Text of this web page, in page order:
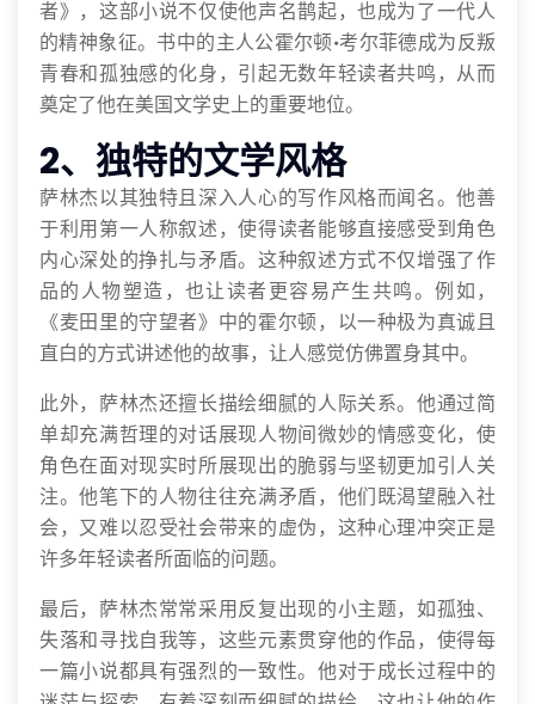
者》，这部小说不仅使他声名鹊起，也成为了一代人
的精神象征。书中的主人公霍尔顿·考尔菲德成为反叛
青春和孤独感的化身，引起无数年轻读者共鸣，从而
奠定了他在美国文学史上的重要地位。
2、独特的文学风格
萨林杰以其独特且深入人心的写作风格而闻名。他善
于利用第一人称叙述，使得读者能够直接感受到角色
内心深处的挣扎与矛盾。这种叙述方式不仅增强了作
品的人物塑造，也让读者更容易产生共鸣。例如，
《麦田里的守望者》中的霍尔顿，以一种极为真诚且
直白的方式讲述他的故事，让人感觉仿佛置身其中。
此外，萨林杰还擅长描绘细腻的人际关系。他通过简
单却充满哲理的对话展现人物间微妙的情感变化，使
角色在面对现实时所展现出的脆弱与坚韧更加引人关
注。他笔下的人物往往充满矛盾，他们既渴望融入社
会，又难以忍受社会带来的虚伪，这种心理冲突正是
许多年轻读者所面临的问题。
最后，萨林杰常常采用反复出现的小主题，如孤独、
失落和寻找自我等，这些元素贯穿他的作品，使得每
一篇小说都具有强烈的一致性。他对于成长过程中的